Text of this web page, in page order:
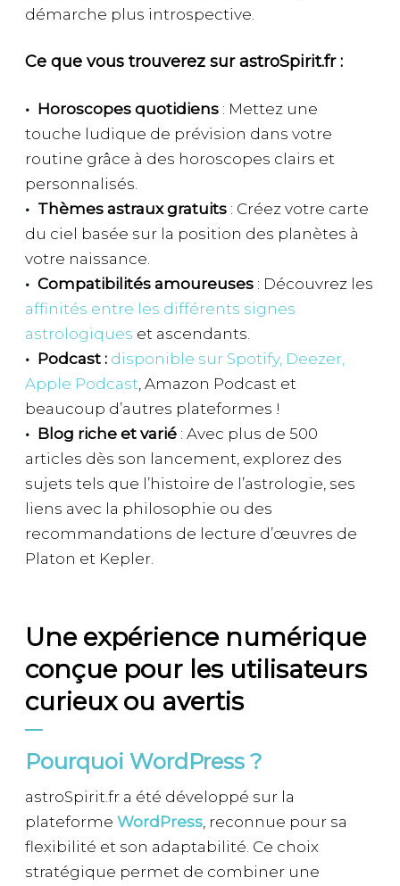
démarche plus introspective.
Ce que vous trouverez sur astroSpirit.fr :
Horoscopes quotidiens : Mettez une
touche ludique de prévision dans votre
routine grâce à des horoscopes clairs et
personnalisés.
Thèmes astraux gratuits : Créez votre carte
du ciel basée sur la position des planètes à
votre naissance.
Compatibilités amoureuses : Découvrez les
affinités entre les différents signes
astrologiques et ascendants.
Podcast : disponible sur Spotify, Deezer,
Apple Podcast, Amazon Podcast et
beaucoup d’autres plateformes !
Blog riche et varié : Avec plus de 500
articles dès son lancement, explorez des
sujets tels que l’histoire de l’astrologie, ses
liens avec la philosophie ou des
recommandations de lecture d’œuvres de
Platon et Kepler.
Une expérience numérique
conçue pour les utilisateurs
curieux ou avertis
Pourquoi WordPress ?
astroSpirit.fr a été développé sur la
plateformeWordPress, reconnue pour sa
flexibilité et son adaptabilité. Ce choix
stratégique permet de combiner une